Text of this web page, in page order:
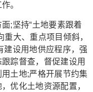
。
;坚持“土地要素跟着
大、重点项目倾斜，
建设用地供应程序，强
踪督查，督促建设用
土地;严格开展节约集
优化土地资源配置，